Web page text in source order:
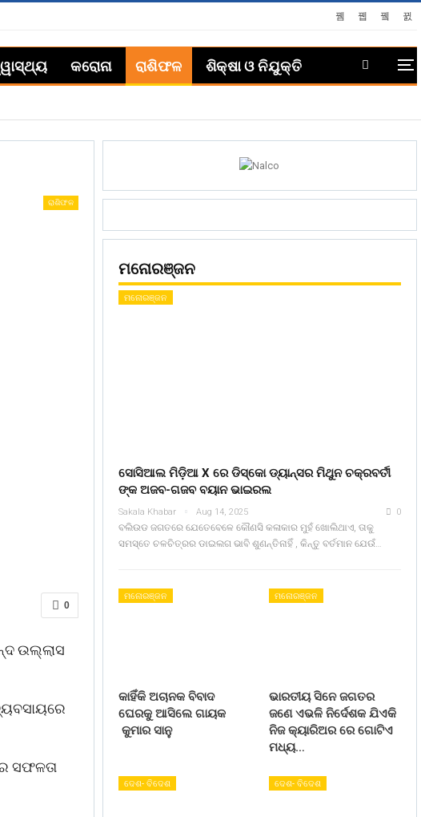
କରୋନା ରାଶିଫଳ ଶିକ୍ଷା ଓ ନିଯୁକ୍ତି
ରାଶିଫଳ
0
ଉଲ୍ଲାସ
ସଫଳତା
ମନୋରଞ୍ଜନ
ମନୋରଞ୍ଜନ
ସୋସିଆଲ ମିଡ଼ିଆ X ରେ ଡିସ୍କୋ ଡ୍ୟାନ୍ସର ମିଥୁନ ଚକ୍ରବର୍ତୀ
ଙ୍କ ଅଜବ-ଗଜବ ବୟାନ ଭାଇରଲ
Sakala Khabar Aug 14, 2025 0
ବଲିଉଡ ଜଗତରେ ଯେତେବେଳେ କୌଣସି କଳାକାର ମୁହଁ ଖୋଲିଥାଏ, ତାକୁ
ସମସ୍ତେ ଚଳଚିତ୍ରର ଡାଇଲଗ ଭାବି ଶୁଣନ୍ତିନାହିଁ , କିନ୍ତୁ ବର୍ତମାନ ଯେଉଁ…
ମନୋରଞ୍ଜନ
କାହିଁକି ଅଚାନକ ବିବାଦ
ଘେରକୁ ଆସିଲେ ଗାୟକ
କୁମାର ସାନୁ
ମନୋରଞ୍ଜନ
ଭାରତୀୟ ସିନେ ଜଗତର
ଜଣେ ଏଭଳି ନିର୍ଦେଶକ ଯିଏକି
ନିଜ କ୍ୟାରିଅର ରେ ଗୋଟିଏ
ମଧ୍ୟ…
ଦେଶ- ବିଦେଶ ଦେଶ- ବିଦେଶ